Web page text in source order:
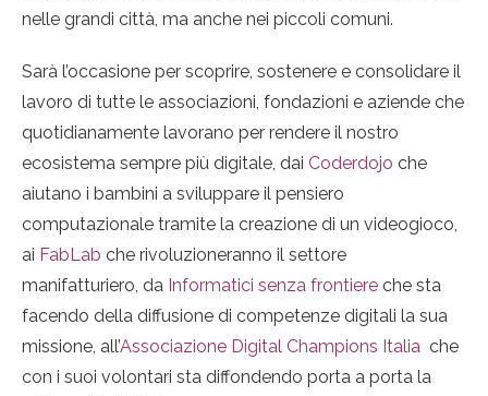
nelle grandi città, ma anche nei piccoli comuni.
Sarà l’occasione per scoprire, sostenere e consolidare il
lavoro di tutte le associazioni, fondazioni e aziende che
quotidianamente lavorano per rendere il nostro
ecosistema sempre più digitale, dai Coderdojo che
aiutano i bambini a sviluppare il pensiero
computazionale tramite la creazione di un videogioco,
ai FabLab che rivoluzioneranno il settore
manifatturiero, da Informatici senza frontiere che sta
facendo della diffusione di competenze digitali la sua
missione, all’Associazione Digital Champions Italia che
con i suoi volontari sta diffondendo porta a porta la